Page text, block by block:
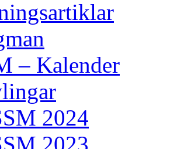
– Kalender
2024
2023